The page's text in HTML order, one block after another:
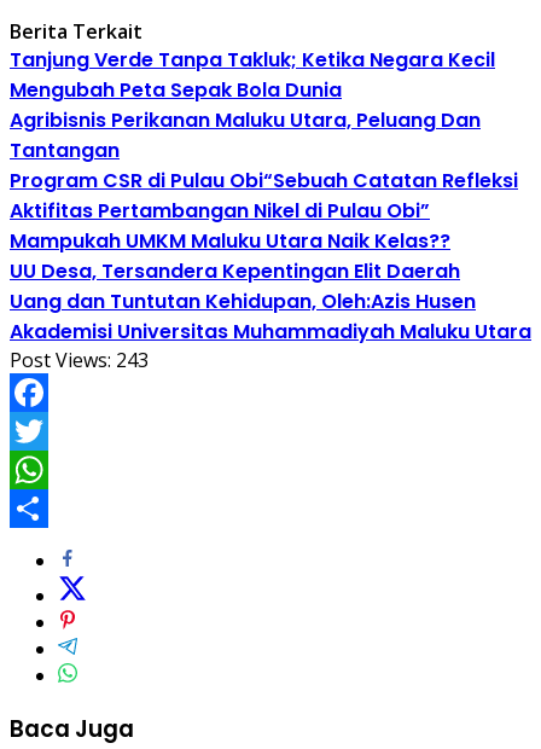
Berita Terkait
Tanjung Verde Tanpa Takluk; Ketika Negara Kecil
Mengubah Peta Sepak Bola Dunia
Agribisnis Perikanan Maluku Utara, Peluang Dan
Tantangan
Program CSR di Pulau Obi“Sebuah Catatan Refleksi
Aktifitas Pertambangan Nikel di Pulau Obi”
Mampukah UMKM Maluku Utara Naik Kelas??
UU Desa, Tersandera Kepentingan Elit Daerah
Uang dan Tuntutan Kehidupan, Oleh:Azis Husen
Akademisi Universitas Muhammadiyah Maluku Utara
Post Views: 243
Facebook
Twitter
WhatsApp
Baca Juga